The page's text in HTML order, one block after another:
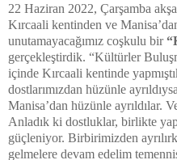
22 Haziran 2022, Çarşamba
Kırcaali kentinden ve
unutamayacağımız coşkulu bir
gerçekleştirdik. “Kültürler
içinde Kırcaali kentinde
dostlarımızdan hüzünle
Manisa’dan hüzünle ayrıldılar.
Anladık ki dostluklar, birlikte
güçleniyor. Birbirimizden
gelmelere devam edelim